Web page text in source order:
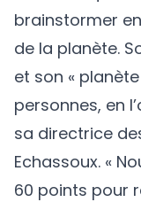
brainstormer
de la planète.
et son «
personnes, en
sa directrice
Echassoux. «
60 points pour